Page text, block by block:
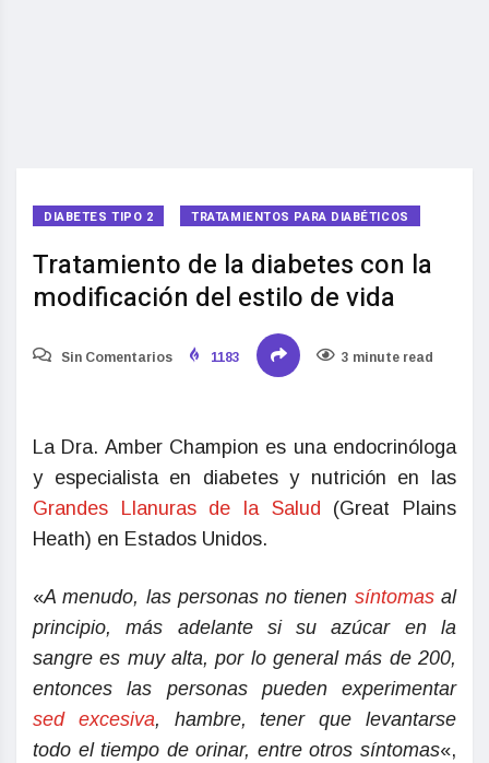
DIABETES TIPO 2 TRATAMIENTOS PARA DIABÉTICOS
Tratamiento de la diabetes con la
modificación del estilo de vida
Sin Comentarios 1183 3 minute read
La Dra. Amber Champion es una endocrinóloga
y especialista en diabetes y nutrición en las
Grandes Llanuras de la Salud (Great Plains
Heath) en Estados Unidos.
«A menudo, las personas no tienen síntomasal
principio, más adelante si su azúcar en la
sangre es muy alta, por lo general más de 200,
entonces las personas pueden experimentar
sed excesiva, hambre, tener que levantarse
todo el tiempo de orinar, entre otros síntomas«,